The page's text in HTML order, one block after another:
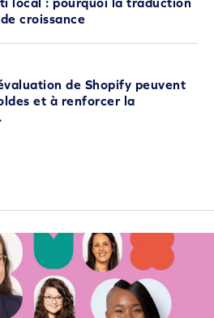
croissance
de Shopify peuvent
et à renforcer la